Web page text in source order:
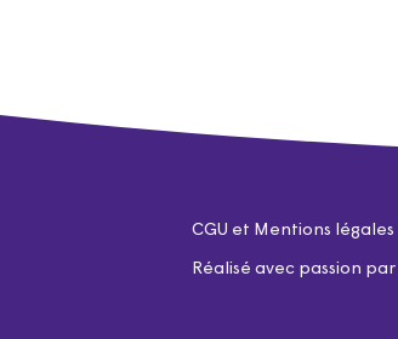
CGU et Mentions légales
Réalisé avec passion par